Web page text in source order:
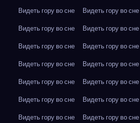
Видеть гору во сне
Видеть гору во сне
Видеть гору во сне
Видеть гору во сне
Видеть гору во сне
Видеть гору во сне
Видеть гору во сне
Видеть гору во сне
Видеть гору во сне
Видеть гору во сне
Видеть гору во сне
Видеть гору во сне
Видеть гору во сне
Видеть гору во сне